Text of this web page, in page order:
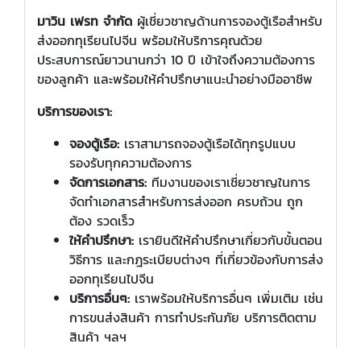
มาวิน เฟรท จำกัด ผู้เชี่ยวชาญด้านการจองตู้เรือสำหรับ
ส่งออกทุเรียนไปจีน พร้อมให้บริการคุณด้วย
ประสบการณ์ยาวนานกว่า 10 ปี เข้าใจถึงความต้องการ
ของลูกค้า และพร้อมให้คำปรึกษาแนะนำอย่างมืออาชีพ
บริการของเรา:
จองตู้เรือ: เราสามารถจองตู้เรือได้ทุกรูปแบบ
รองรับทุกความต้องการ
จัดการเอกสาร: ทีมงานของเราเชี่ยวชาญในการ
จัดทำเอกสารสำหรับการส่งออก ครบถ้วน ถูก
ต้อง รวดเร็ว
ให้คำปรึกษา: เรายินดีให้คำปรึกษาเกี่ยวกับขั้นตอน
วิธีการ และกฎระเบียบต่างๆ ที่เกี่ยวข้องกับการส่ง
ออกทุเรียนไปจีน
บริการอื่นๆ: เราพร้อมให้บริการอื่นๆ เพิ่มเติม เช่น
การขนส่งสินค้า การทำประกันภัย บริการติดตาม
สินค้า ฯลฯ